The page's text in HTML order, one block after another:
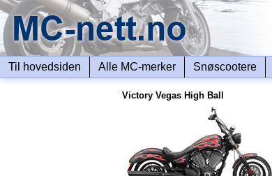
Til hovedsiden Alle MC-merker Snøscootere
Victory Vegas High Ball